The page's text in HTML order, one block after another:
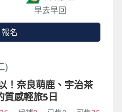
早去早回
報名
)
！奈良萌鹿、宇治茶
質感輕旅5日